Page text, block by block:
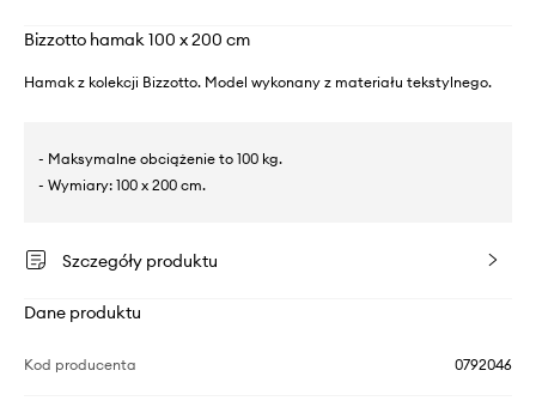
Bizzotto hamak 100 x 200 cm
Hamak z kolekcji Bizzotto. Model wykonany z materiału tekstylnego.
- Maksymalne obciążenie to 100 kg.
- Wymiary: 100 x 200 cm.
Szczegóły produktu
Dane produktu
Kod producenta 0792046